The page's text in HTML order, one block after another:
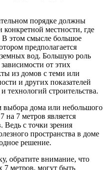
порядке должны
конкретной местности, где
В этом смысле большое
предполагается
вод. Большую роль
от этих
из домов с теми или
и других показателей
технологий строительства.
дома или небольшого
на 7 метров является
Ведь с точки зрения
пространства в доме
решение.
обратите внимание, что
7 метров, могут быть